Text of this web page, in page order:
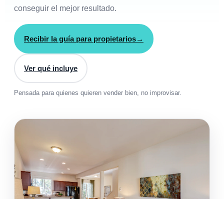
conseguir el mejor resultado.
Recibir la guía para propietarios→
Ver qué incluye
Pensada para quienes quieren vender bien, no improvisar.